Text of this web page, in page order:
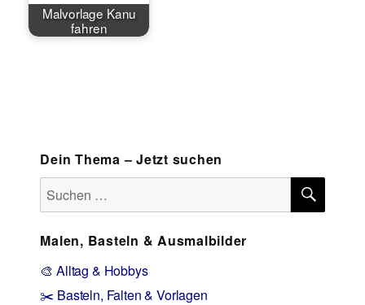
Malvorlage Kanu
fahren
Dein Thema – Jetzt suchen
Suchen
nach:
Malen, Basteln & Ausmalbilder
🎨 Alltag & Hobbys
✂️ Basteln, Falten & Vorlagen